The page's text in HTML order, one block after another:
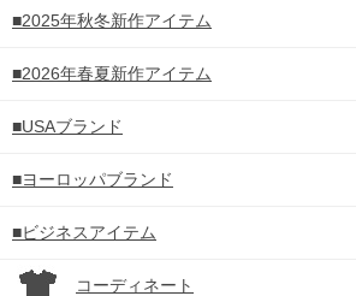
■2025年秋冬新作アイテム
■2026年春夏新作アイテム
■USAブランド
■ヨーロッパブランド
■ビジネスアイテム
コーディネート